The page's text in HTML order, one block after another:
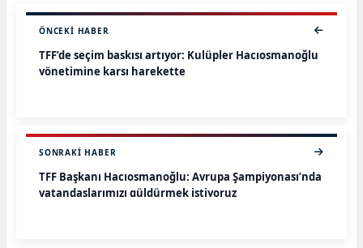
ÖNCEKI HABER
TFF’de seçim baskısı artıyor: Kulüpler Hacıosmanoğlu
yönetimine karşı harekette
SONRAKI HABER
TFF Başkanı Hacıosmanoğlu: Avrupa Şampiyonası’nda
vatandaşlarımızı güldürmek istiyoruz